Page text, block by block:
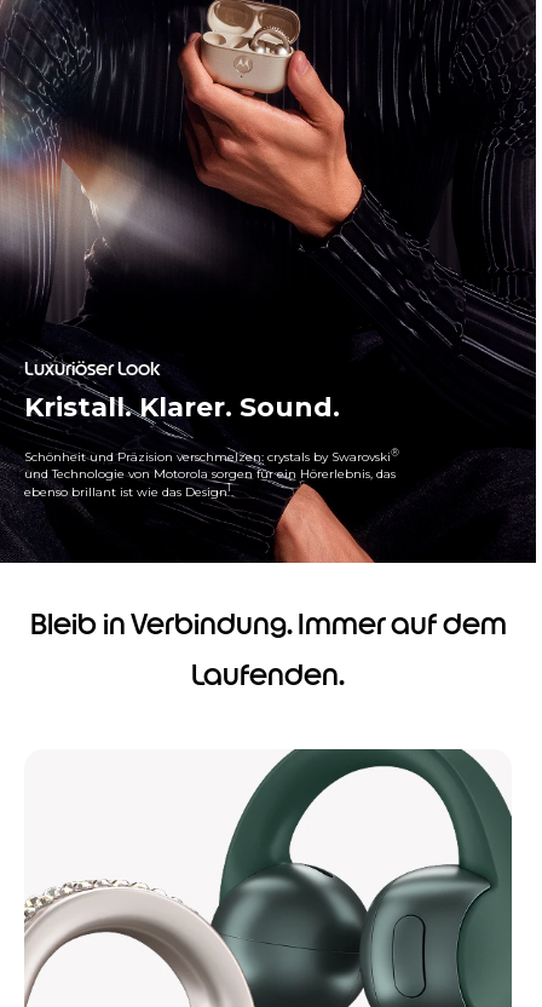
Luxuriöser Look
Kristall. Klarer. Sound.
Schönheit und Präzision verschmelzen: crystals by Swarovski®
und Technologie von Motorola sorgen für ein Hörerlebnis, das
ebenso brillant ist wie das Design1.
Bleib in Verbindung. Immer auf dem
Laufenden.